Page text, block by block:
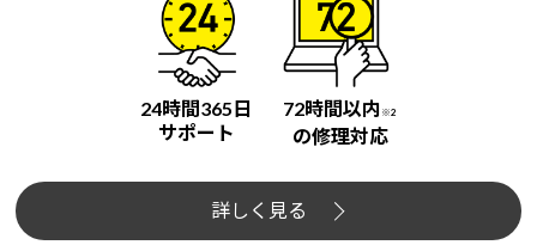
24時間365日
サポート
72時間以内 ※2
の修理対応
詳しく見る